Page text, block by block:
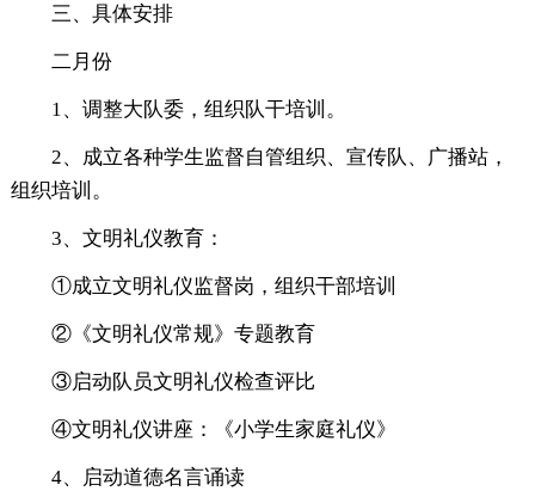
三、具体安排
二月份
1、调整大队委，组织队干培训。
2、成立各种学生监督自管组织、宣传队、广播站，
组织培训。
3、文明礼仪教育：
①成立文明礼仪监督岗，组织干部培训
②《文明礼仪常规》专题教育
③启动队员文明礼仪检查评比
④文明礼仪讲座：《小学生家庭礼仪》
4、启动道德名言诵读